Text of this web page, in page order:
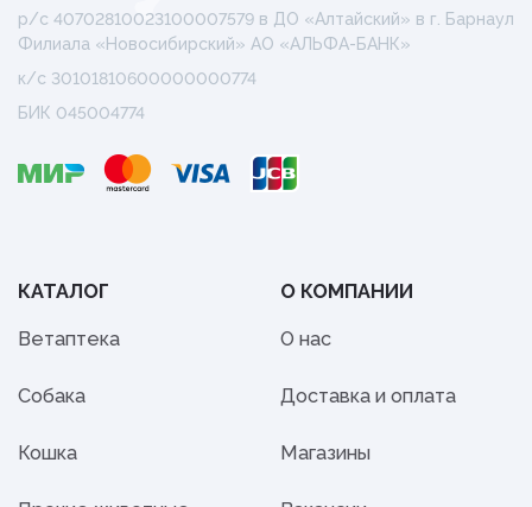
р/с 40702810023100007579 в ДО «Алтайский» в г. Барнаул
Филиала «Новосибирский» АО «АЛЬФА-БАНК»
к/с 30101810600000000774
БИК 045004774
КАТАЛОГ
Ветаптека
Собака
Кошка
О КОМПАНИИ
О нас
Доставка и оплата
Магазины